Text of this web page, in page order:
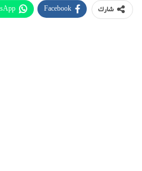
شارك Facebook